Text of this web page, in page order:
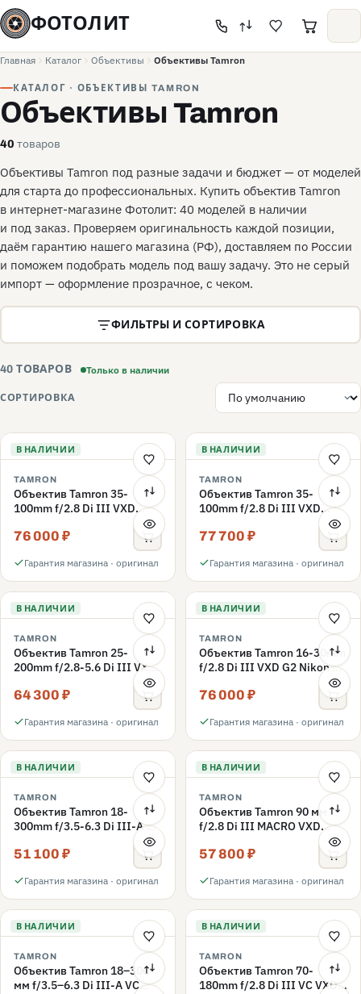
ФОТОЛИТ
Главная Каталог Объективы Объективы Tamron
КАТАЛОГ · ОБЪЕКТИВЫ TAMRON
Объективы Tamron
40 товаров
Объективы Tamron под разные задачи и бюджет — от моделей
для старта до профессиональных. Купить объектив Tamron
в интернет-магазине Фотолит: 40 моделей в наличии
и под заказ. Проверяем оригинальность каждой позиции,
даём гарантию нашего магазина (РФ), доставляем по России
и поможем подобрать модель под вашу задачу. Это не серый
импорт — оформление прозрачное, с чеком.
ФИЛЬТРЫ И СОРТИРОВКА
40 ТОВАРОВ Только в наличии
СОРТИРОВКА
В НАЛИЧИИ
TAMRON
Объектив Tamron 35-
100mm f/2.8 Di III VXD
76 000 ₽
Гарантия магазина · оригинал
В НАЛИЧИИ
TAMRON
Объектив Tamron 35-
100mm f/2.8 Di III VXD
77 700 ₽
Гарантия магазина · оригинал
В НАЛИЧИИ
TAMRON
Объектив Tamron 25-
200mm f/2.8-5.6 Di III VXD
64 300 ₽
Гарантия магазина · оригинал
В НАЛИЧИИ
TAMRON
Объектив Tamron 16-30mm
f/2.8 Di III VXD G2 Nikon Z,
76 000 ₽
Гарантия магазина · оригинал
В НАЛИЧИИ
TAMRON
Объектив Tamron 18-
300mm f/3.5-6.3 Di III-A VC
VXD CANON RF, Черный
51 100 ₽
Гарантия магазина · оригинал
В НАЛИЧИИ
TAMRON
Объектив Tamron 90 мм
f/2.8 Di III MACRO VXD
57 800 ₽
Гарантия магазина · оригинал
В НАЛИЧИИ
TAMRON
Объектив Tamron 18–300
мм f/3.5–6.3 Di III-A VC
В НАЛИЧИИ
TAMRON
Объектив Tamron 70-
180mm f/2.8 Di III VC VXD